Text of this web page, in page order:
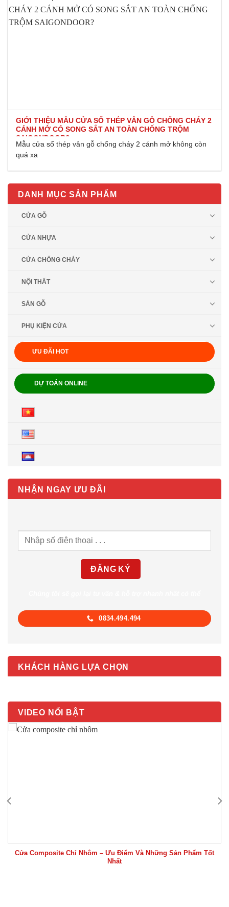
GIỚI THIỆU MẪU CỬA SỔ THÉP VÂN GỖ CHỐNG CHÁY 2
CÁNH MỞ CÓ SONG SẮT AN TOÀN CHỐNG TRỘM
SAIGONDOOR?
Mẫu cửa sổ thép vân gỗ chống cháy 2 cánh mở không còn
quá xa
DANH MỤC SẢN PHẨM
CỬA GỖ
CỬA NHỰA
CỬA CHỐNG CHÁY
NỘI THẤT
SÀN GỖ
PHỤ KIỆN CỬA
ƯU ĐÃI HOT
DỰ TOÁN ONLINE
NHẬN NGAY ƯU ĐÃI
0834.494.494
KHÁCH HÀNG LỰA CHỌN
VIDEO NỔI BẬT
Cửa Composite Chỉ Nhôm – Ưu Điểm Và Những Sản Phẩm Tốt
Nhất